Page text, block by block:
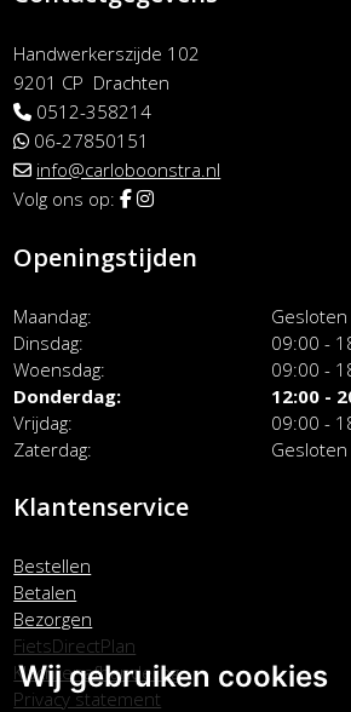
Handwerkerszijde 102
9201 CP Drachten
0512-358214
06-27850151
info@carloboonstra.nl
Volg ons op:
Openingstijden
Maandag
Gesloten
Dinsdag
09:00 -
Woensdag
09:00 -
Donderdag
12:00 -
Vrijdag
09:00 -
Zaterdag
Gesloten
Klantenservice
Bestellen
Betalen
Bezorgen
FietsDirectPlan
Klachtenafhandeling
Privacy statement
Wij gebruiken cookies